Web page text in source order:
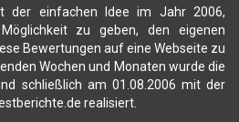
der einfachen Idee im Jahr 2006,
zu geben, den eigenen
Bewertungen auf eine Webseite zu
Wochen und Monaten wurde die
schließlich am 01.08.2006 mit der
realisiert.